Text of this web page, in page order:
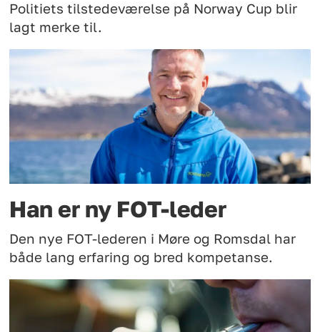
Politiets tilstedeværelse på Norway Cup blir
lagt merke til.
Han er ny FOT-leder
Den nye FOT-lederen i Møre og Romsdal har
både lang erfaring og bred kompetanse.